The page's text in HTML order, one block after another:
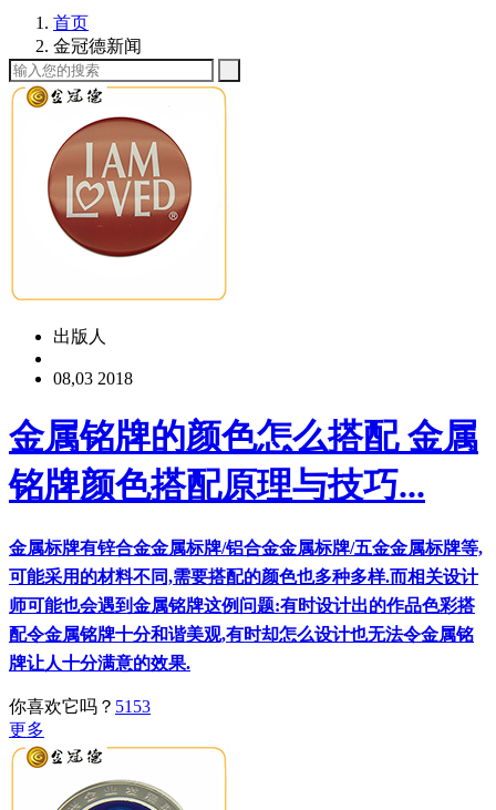
首页
金冠德新闻
出版人
08,03 2018
金属铭牌的颜色怎么搭配 金属
铭牌颜色搭配原理与技巧...
金属标牌有锌合金金属标牌/铝合金金属标牌/五金金属标牌等,
可能采用的材料不同,需要搭配的颜色也多种多样.而相关设计
师可能也会遇到金属铭牌这例问题:有时设计出的作品色彩搭
配令金属铭牌十分和谐美观,有时却怎么设计也无法令金属铭
牌让人十分满意的效果.
你喜欢它吗？ 5153
更多